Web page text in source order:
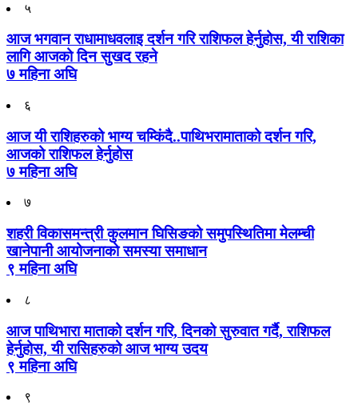
५
आज भगवान राधामाधवलाइ दर्शन गरि राशिफल हेर्नुहोस, यी राशिका
लागि आजको दिन सुखद रहने
७ महिना अघि
६
आज यी राशिहरुको भाग्य चम्किंदै..पाथिभरामाताको दर्शन गरि,
आजको राशिफल हेर्नुहोस
७ महिना अघि
७
शहरी विकासमन्त्री कुलमान घिसिङको समुपस्थितिमा मेलम्ची
खानेपानी आयोजनाको समस्या समाधान
९ महिना अघि
८
आज पाथिभारा माताको दर्शन गरि, दिनको सुरुवात गर्दै, राशिफल
हेर्नुहोस, यी रासिहरुको आज भाग्य उदय
९ महिना अघि
९